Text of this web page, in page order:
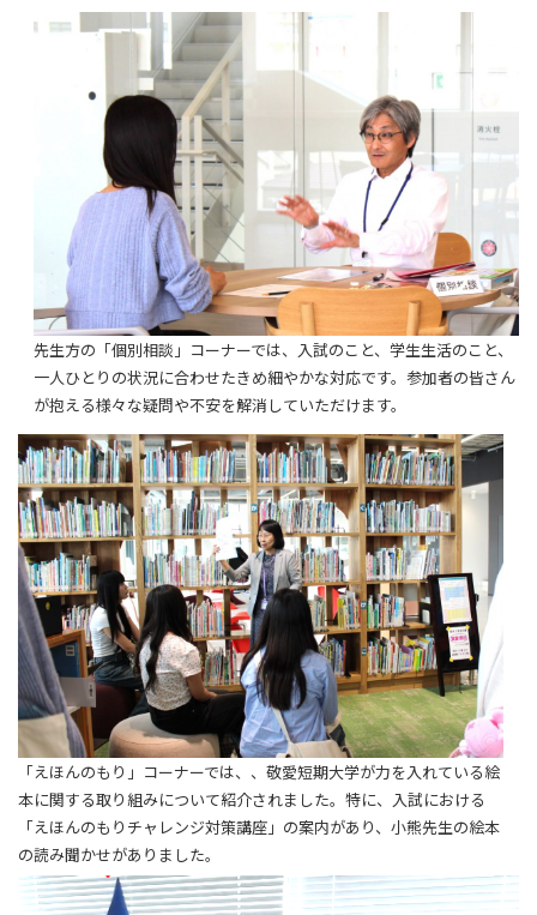
先生方の「個別相談」コーナーでは、入試のこと、学生生活のこと、
一人ひとりの状況に合わせたきめ細やかな対応です。参加者の皆さん
が抱える様々な疑問や不安を解消していただけます。
「えほんのもり」コーナーでは、、敬愛短期大学が力を入れている絵
本に関する取り組みについて紹介されました。特に、入試における
「えほんのもりチャレンジ対策講座」の案内があり、小熊先生の絵本
の読み聞かせがありました。